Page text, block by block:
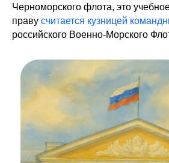
Черноморского флота, это
праву считается кузницей
российского Военно-Морского